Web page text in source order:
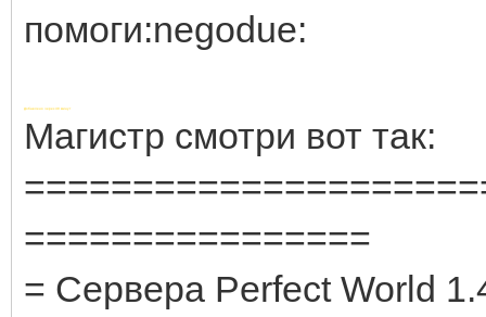
помоги:negodue:
Добавлено через 49 минут
Магистр смотри вот так:
================
= Cервера Perfect World